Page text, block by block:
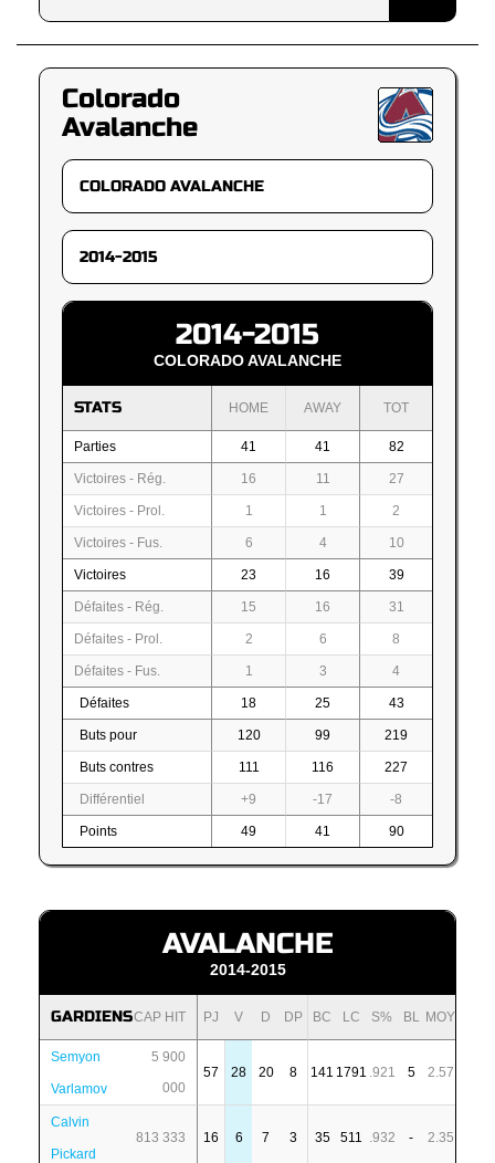
Colorado
Avalanche
2014-2015
COLORADO AVALANCHE
STATS HOME AWAY TOT
Parties 41 41 82
Victoires - Rég. 16 11 27
Victoires - Prol. 1 1 2
Victoires - Fus. 6 4 10
Victoires 23 16 39
Défaites - Rég. 15 16 31
Défaites - Prol. 2 6 8
Défaites - Fus. 1 3 4
Défaites 18 25 43
Buts pour 120 99 219
Buts contres 111 116 227
Différentiel +9 -17 -8
Points 49 41 90
AVALANCHE
2014-2015
GARDIENSCAP HIT PJ V D DP BC LC S% BL MOY
Semyon
Varlamov
5 900
000
57 28 20 8 141 1791 .921 5 2.57
Calvin
Pickard
813 333 16 6 7 3 35 511 .932 - 2.35